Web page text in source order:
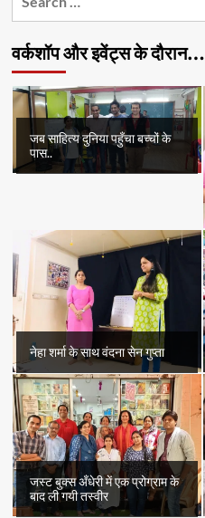
वर्कशॉप और इवेंट्स के दौरान…
जब साहित्य दुनिया पहुँचा बच्चों के
पास..
नेहा शर्मा के साथ वंदना सेन गुप्ता
जस्ट बुक्स अँधेरी में एक प्रोग्राम के
बाद ली गयी तस्वीर